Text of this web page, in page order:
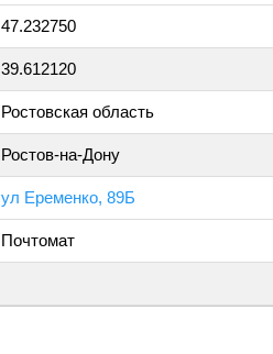
47.232750
39.612120
Ростовская область
Ростов-на-Дону
ул Еременко, 89Б
Почтомат